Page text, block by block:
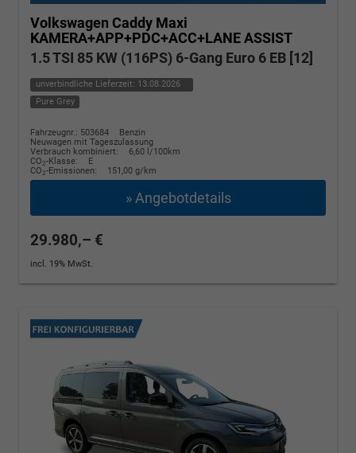
Volkswagen Caddy Maxi
KAMERA+APP+PDC+ACC+LANE ASSIST
1.5 TSI 85 KW (116PS) 6-Gang Euro 6 EB [12]
unverbindliche Lieferzeit: 13.08.2026
Pure Grey
Fahrzeugnr.: 503684
Benzin
Neuwagen mit Tageszulassung
Verbrauch kombiniert:
6,60 l/100km
CO2-Klasse:
E
CO2-Emissionen: 151,00 g/km
» Angebotdetails
29.980,– €
incl. 19% MwSt.